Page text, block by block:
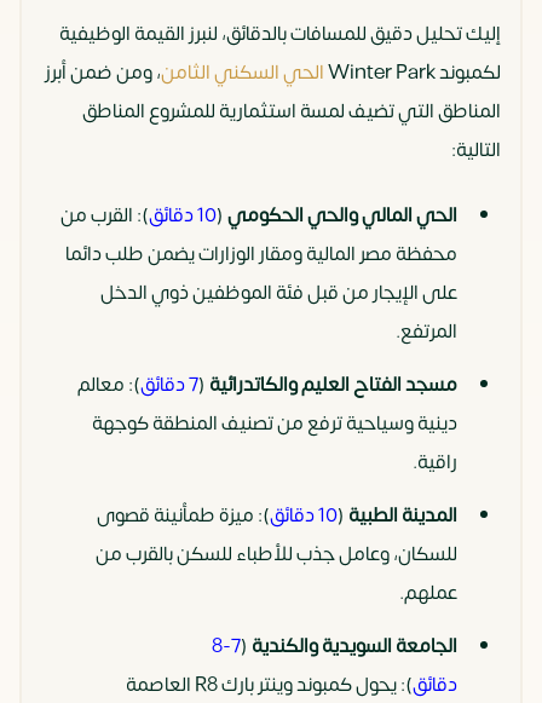
إليك تحليل دقيق للمسافات بالدقائق، لنبرز القيمة الوظيفية
لكمبوند Winter Park
الحي السكني الثامن، ومن ضمن أبرز
المناطق التي تضيف لمسة استثمارية للمشروع المناطق
التالية:
الحي المالي والحي الحكومي(10 دقائق
): القرب من
محفظة مصر المالية ومقار الوزارات يضمن طلب دائما
على الإيجار من قبل فئة الموظفين ذوي الدخل
المرتفع.
مسجد الفتاح العليم والكاتدرائية (7 دقائق
): معالم
دينية وسياحية ترفع من تصنيف المنطقة كوجهة
راقية.
المدينة الطبية (10 دقائق
): ميزة طمأنينة قصوى
للسكان، وعامل جذب للأطباء للسكن بالقرب من
عملهم.
الجامعة السويدية والكندية (
7-8
دقائق
): يحول كمبوند وينتر بارك R8 العاصمة